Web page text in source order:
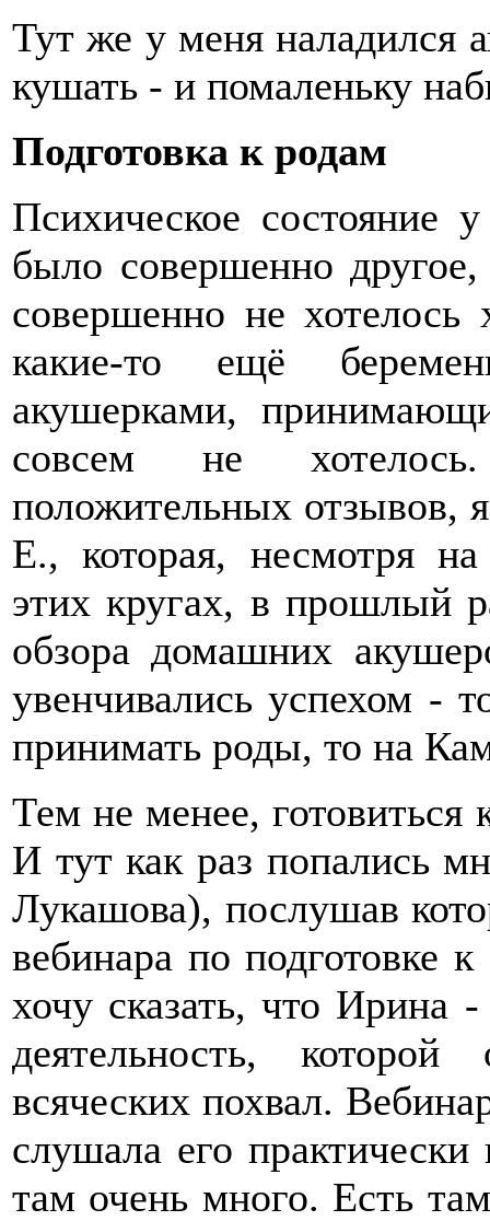
Тут же у меня наладился
кушать - и помаленьку
Подготовка к родам
Психическое состояние
было совершенно
совершенно не
какие-то ещё
акушерками,
совсем не
положительных отзывов,
Е., которая, несмотря
этих кругах, в прошлый
обзора домашних
увенчивались успехом -
принимать роды, то на
Тем не менее,
И тут как раз попались
Лукашова), послушав
вебинара по подготовке
хочу сказать, что Ирина
деятельность, которой
всяческих похвал.
слушала его
там очень много. Есть